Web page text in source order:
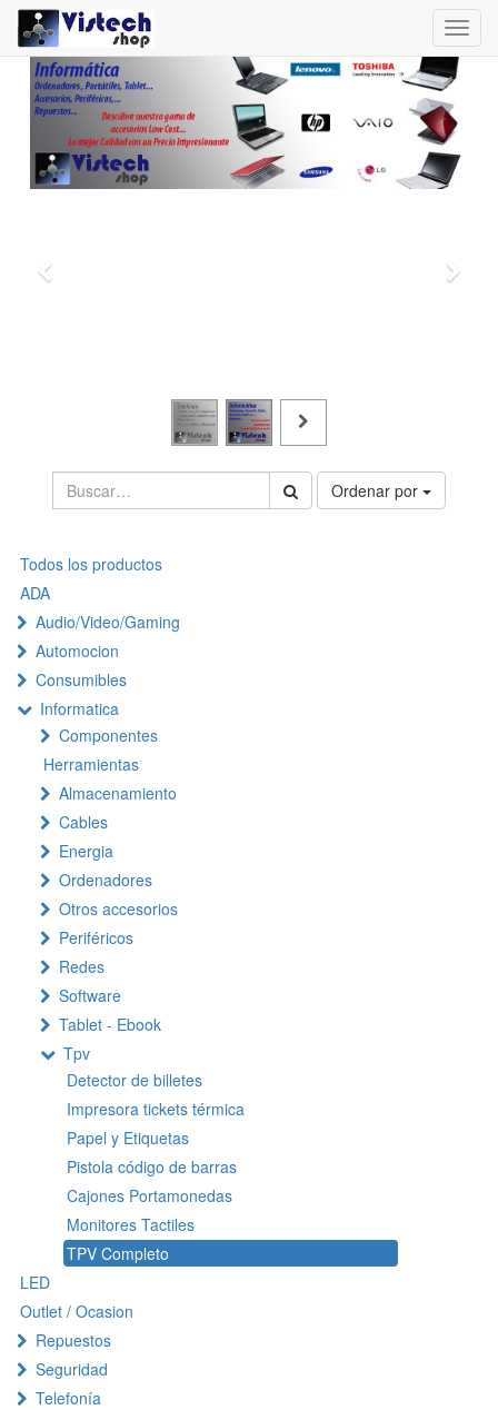
Ordenar por
Todos los productos
ADA
Audio/Video/Gaming
Automocion
Consumibles
Informatica
Componentes
Herramientas
Almacenamiento
Cables
Energia
Ordenadores
Otros accesorios
Periféricos
Redes
Software
Tablet - Ebook
Tpv
Detector de billetes
Impresora tickets térmica
Papel y Etiquetas
Pistola código de barras
Cajones Portamonedas
Monitores Tactiles
TPV Completo
LED
Outlet / Ocasion
Repuestos
Seguridad
Telefonía